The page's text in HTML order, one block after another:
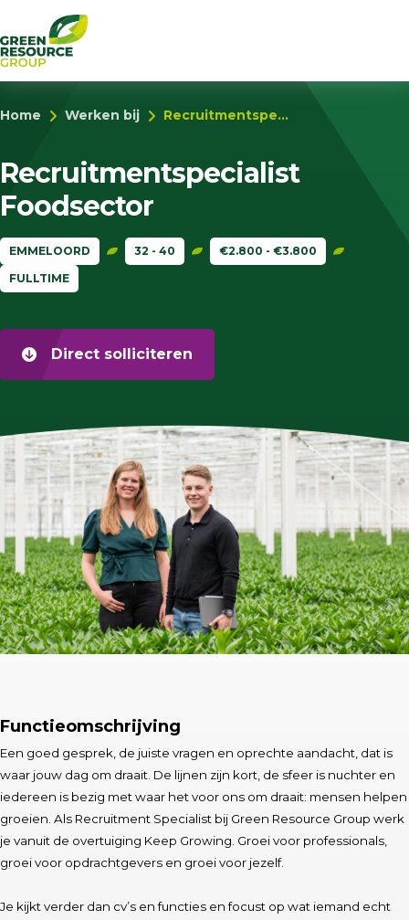
Home Werken bij Recruitmentspe...
Recruitmentspecialist
Foodsector
EMMELOORD 32 - 40
€2.800 - €3.800
FULLTIME
Direct solliciteren
Functieomschrijving
Een goed gesprek, de juiste vragen en oprechte aandacht, dat is
waar jouw dag om draait. De lijnen zijn kort, de sfeer is nuchter en
iedereen is bezig met waar het voor ons om draait: mensen helpen
groeien. Als Recruitment Specialist bij Green Resource Group werk
je vanuit de overtuiging Keep Growing. Groei voor professionals,
groei voor opdrachtgevers en groei voor jezelf.
Je kijkt verder dan cv’s en functies en focust op wat iemand echt